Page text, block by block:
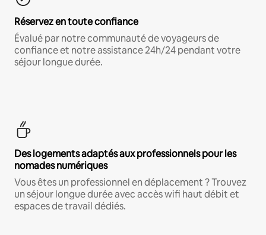
Réservez en toute confiance
Évalué par notre communauté de voyageurs de
confiance et notre assistance 24h/24 pendant votre
séjour longue durée.
Des logements adaptés aux professionnels pour les
nomades numériques
Vous êtes un professionnel en déplacement ? Trouvez
un séjour longue durée avec accès wifi haut débit et
espaces de travail dédiés.